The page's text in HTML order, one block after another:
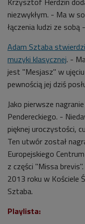
niezwykłym. - Ma w
łączenia ludzi ze sobą
Adam Sztaba
muzyki klasycznej. -
jest "Mesjasz" w
pewnością jej dziś
Jako pierwsze
Pendereckiego. -
pięknej uroczystości,
Ten utwór został
Europejskiego
z części "Missa
2013 roku w Kościele
Sztaba.
Playlista: